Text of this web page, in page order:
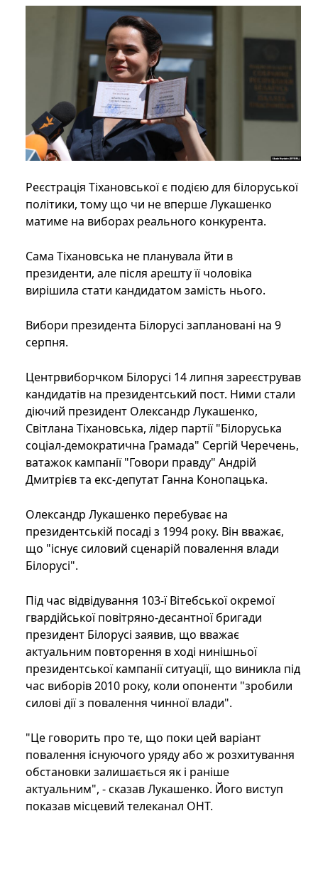
Реєстрація Тіхановської є ​​подією для білоруської
політики, тому що чи не вперше Лукашенко
матиме на виборах реального конкурента.
Сама Тіхановська не планувала йти в
президенти, але після арешту її чоловіка
вирішила стати кандидатом замість нього.
Вибори президента Білорусі заплановані на 9
серпня.
Центрвиборчком Білорусі 14 липня зареєстрував
кандидатів на президентський пост. Ними стали
діючий президент Олександр Лукашенко,
Світлана Тіхановська, лідер партії "Білоруська
соціал-демократична Грамада" Сергій Черечень,
ватажок кампанії "Говори правду" Андрій
Дмитрієв та екс-депутат Ганна Конопацька.
Олександр Лукашенко перебуває на
президентській посаді з 1994 року. Він вважає,
що "існує силовий сценарій повалення влади
Білорусі".
Під час відвідування 103-ї Вітебської окремої
гвардійської повітряно-десантної бригади
президент Білорусі заявив, що вважає
актуальним повторення в ході нинішньої
президентської кампанії ситуації, що виникла під
час виборів 2010 року, коли опоненти "зробили
силові дії з повалення чинної влади".
"Це говорить про те, що поки цей варіант
повалення існуючого уряду або ж розхитування
обстановки залишається як і раніше
актуальним", - сказав Лукашенко. Його виступ
показав місцевий телеканал ОНТ.